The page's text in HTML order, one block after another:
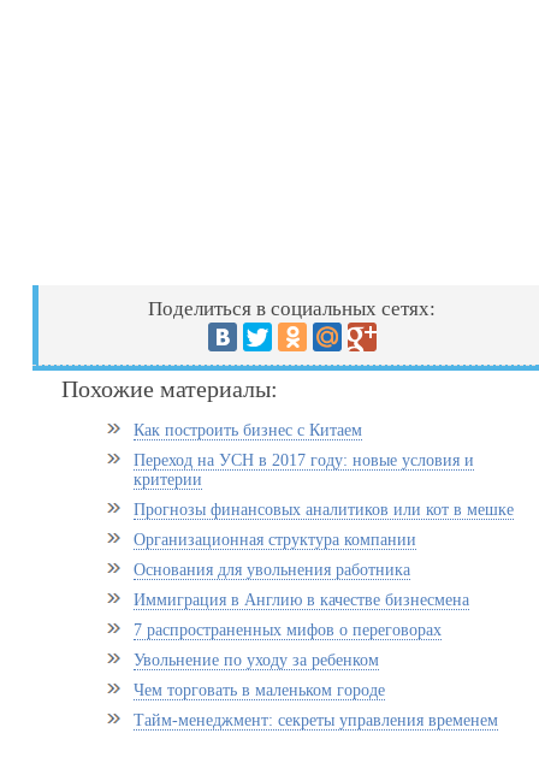
Поделиться в социальных сетях:
Похожие материалы:
Как построить бизнес с Китаем
Переход на УСН в 2017 году: новые условия и
критерии
Прогнозы финансовых аналитиков или кот в мешке
Организационная структура компании
Основания для увольнения работника
Иммиграция в Англию в качестве бизнесмена
7 распространенных мифов о переговорах
Увольнение по уходу за ребенком
Чем торговать в маленьком городе
Тайм-менеджмент: секреты управления временем